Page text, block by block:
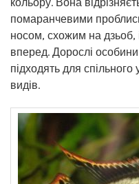
помаранчевими
носом, схожим на дзьоб,
вперед. Дорослі
підходять для
видів.